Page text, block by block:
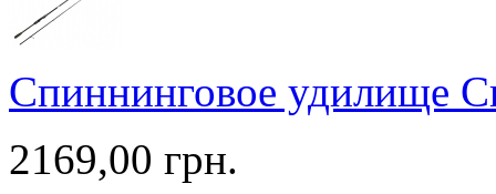
Спиннинговое удилище
2169,00 грн.